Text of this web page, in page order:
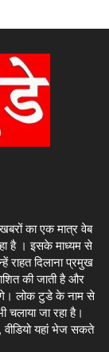
का एक मात्र वेब
है । इसके माध्यम से
राहत दिलाना प्रमुख
की जाती है और
लोक टुडे के नाम से
जा रहा है।
यहां भेज सकते